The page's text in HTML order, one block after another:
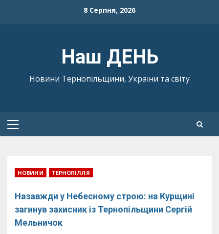
8 Серпня, 2026
Наш ДЕНЬ
Новини Тернопільщини, України та світу
Primary
НОВИНИ ТЕРНОПІЛЛЯ
Назавжди у Небесному строю: на Курщині
загинув захисник із Тернопільщини Сергій
Мельничок